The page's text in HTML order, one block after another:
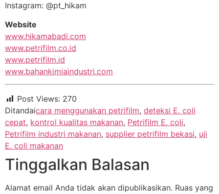
Instagram: @pt_hikam
Website
www.hikamabadi.com
www.petrifilm.co.id
www.petrifilm.id
www.bahankimiaindustri.com
Post Views: 270
Ditandaicara menggunakan petrifilm, deteksi E. coli
cepat, kontrol kualitas makanan, Petrifilm E. coli,
Petrifilm industri makanan, supplier petrifilm bekasi, uji
E. coli makanan
Tinggalkan Balasan
Alamat email Anda tidak akan dipublikasikan. Ruas yang